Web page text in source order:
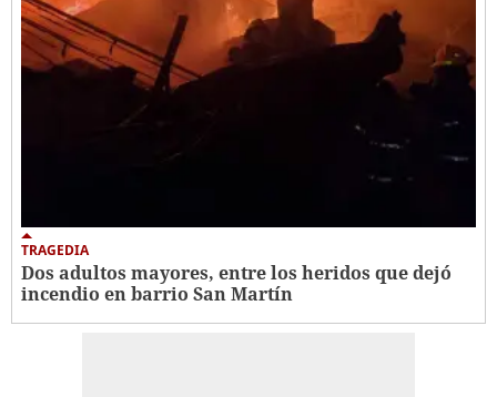
TRAGEDIA
Dos adultos mayores, entre los heridos que dejó
incendio en barrio San Martín